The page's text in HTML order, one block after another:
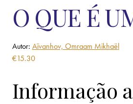
O QUE É
Autor: Aïvanhov, Omraam Mikhaël
€15.30
Informação